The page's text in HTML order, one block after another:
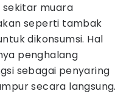
sekitar muara
seperti tambak
dikonsumsi. Hal
penghalang
sebagai penyaring
secara langsung.